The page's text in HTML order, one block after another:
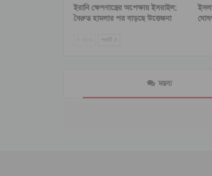
ইরানি ক্ষেপণাস্ত্রের অপেক্ষায় ইসরাইল;
বৈরুত হামলার পর বাড়ছে উত্তেজনা
পরবর্তী
মন্তব্য